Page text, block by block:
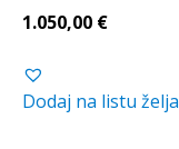
1.050,00 €
Dodaj na listu želja